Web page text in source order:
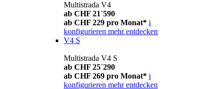
Multistrada V4
ab CHF 21´590
ab CHF 229 pro Monat* i
konfigurieren mehr entdecken
V4 S
Multistrada V4 S
ab CHF 25´290
ab CHF 269 pro Monat* i
konfigurieren mehr entdecken